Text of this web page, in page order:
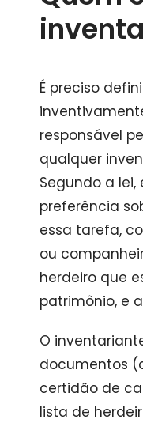
É preciso
responsável
qualquer
Segundo a
preferência
essa tarefa,
ou
herdeiro que
patrimônio, e
O
documentos
certidão de
lista de